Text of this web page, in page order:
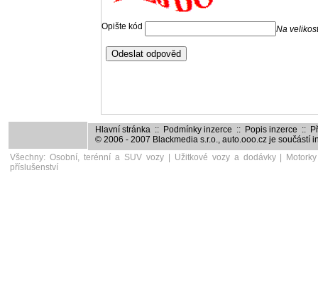
Hlavní stránka :: Podmínky inzerce :: Popis inzerce ::
© 2006 - 2007 Blackmedia s.r.o., auto.ooo.cz je součástí
Všechny: Osobní, terénní a SUV vozy| Užitkové vozy a dodávky|
příslušenství